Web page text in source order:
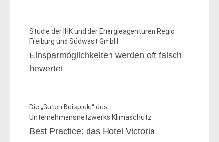
Studie der IHK und der Energieagenturen Regio
Freiburg und Südwest GmbH
Einsparmöglichkeiten werden oft falsch
bewertet
Die „Guten Beispiele“ des
Unternehmensnetzwerks Klimaschutz
Best Practice: das Hotel Victoria